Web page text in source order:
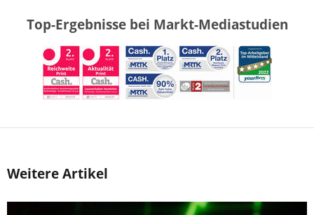
Top-Ergebnisse bei Markt-Mediastudien
Weitere Artikel